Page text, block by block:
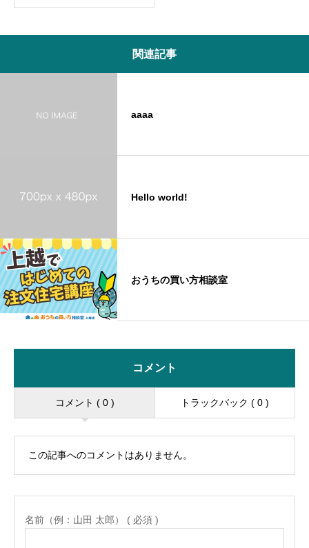
関連記事
aaaa
Hello world!
おうちの買い方相談室
コメント
コメント ( 0 ) トラックバック ( 0 )
この記事へのコメントはありません。
名前（例：山田 太郎） ( 必須 )